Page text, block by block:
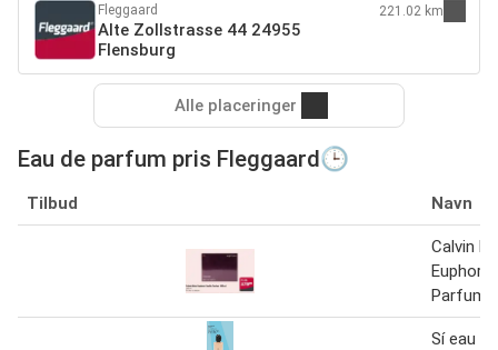
Fleggaard
Alte Zollstrasse 44 24955
Flensburg
221.02 km
Alle placeringer
Eau de parfum pris Fleggaard🕒
Tilbud Navn
Calvin
Euphoria
Parfum
Sí eau